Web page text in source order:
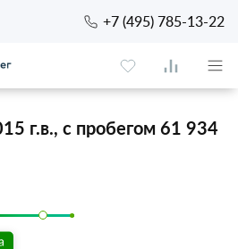
+7 (495) 785-13-22
г.в., с пробегом 61 934